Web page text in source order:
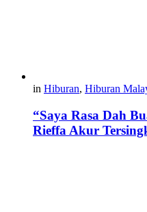
in Hiburan, Hiburan
“Saya Rasa Dah
Rieffa Akur